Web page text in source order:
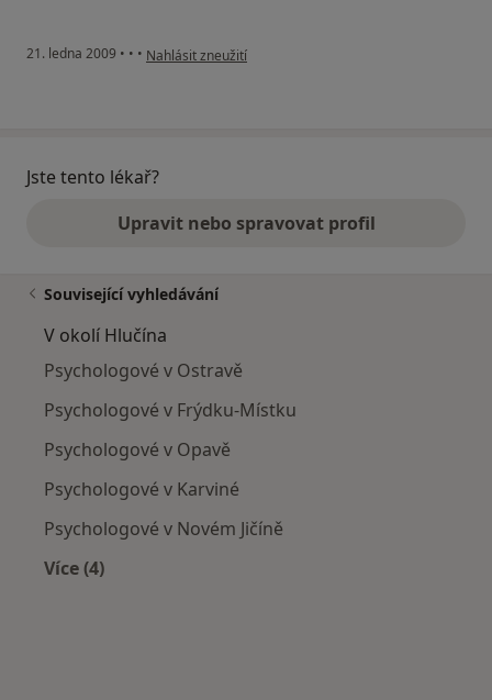
21. ledna 2009 • • • podle názoru uživatele Lucie
Nahlásit zneužití
Jste tento lékař?
Upravit nebo spravovat profil
Související vyhledávání
V okolí Hlučína
Psychologové v Ostravě
Psychologové v Frýdku-Místku
Psychologové v Opavě
Psychologové v Karviné
Psychologové v Novém Jičíně
Více (4)